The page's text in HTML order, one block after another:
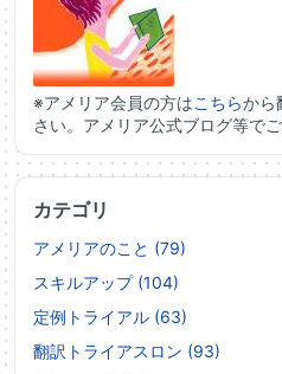
※アメリア会員の方はこちらから
さい。アメリア公式ブログ等で
カテゴリ
アメリアのこと (79)
スキルアップ (104)
定例トライアル (63)
翻訳トライアスロン (93)